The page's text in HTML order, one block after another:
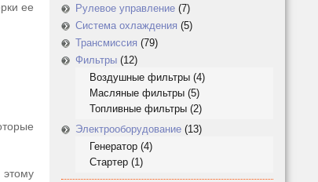
ее
Рулевое управление (7)
Система охлаждения (5)
Трансмиссия (79)
Фильтры (12)
Воздушные фильтры (4)
Масляные фильтры (5)
Топливные фильтры (2)
Электрооборудование (13)
Генератор (4)
Стартер (1)